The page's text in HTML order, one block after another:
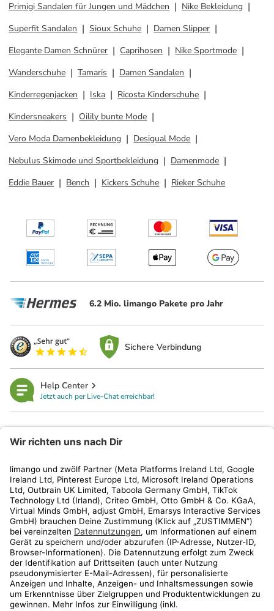
Primigi Sandalen für Jungen und Mädchen
Nike Bekleidung
Superfit Sandalen
Sioux Schuhe
Damen Slipper
Elegante Damen Schnürer
Caprihosen
Nike Sportmode
Wanderschuhe
Tamaris
Damen Sandalen
Kinderregenjacken
Iska
Ricosta Kinderschuhe
Kindersneakers
Oilily bunte Mode
Vero Moda Damenbekleidung
Desigual Mode
Nebulus Skimode und Sportbekleidung
Damenmode
Eddie Bauer
Bench Kickers Schuhe Rieker Schuhe
6.2 Mio. limango Pakete pro Jahr
Sichere Verbindung
Help Center
Jetzt auch per Live-Chat erreichbar!
Kundenservice
Shop
Aktionen
Travel